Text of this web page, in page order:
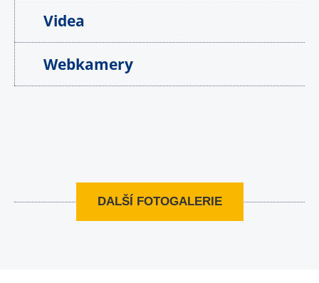
Videa
Webkamery
DALŠÍ FOTOGALERIE